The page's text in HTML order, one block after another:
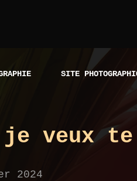
SITE
je veux
2024